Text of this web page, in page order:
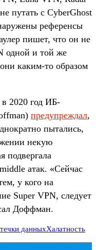
путать с CyberGhost
референсы
пишет, что он не
одной и той же
каким-то образом
2020 год ИБ-
предупреждал,
пытались,
некую
подвергала
атак. «Сейчас
у кого на
Super VPN, следует
Доффман.
данныхХалатность